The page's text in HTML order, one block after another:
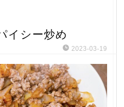
イシー炒め
2023-03-19